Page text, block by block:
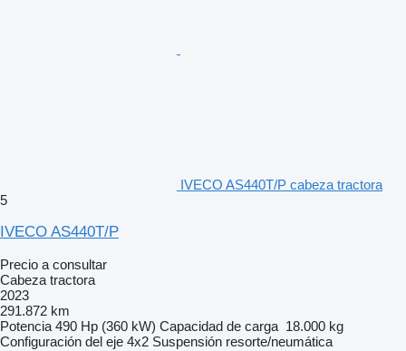
IVECO AS440T/P cabeza tractora
5
IVECO AS440T/P
Precio a consultar
Cabeza tractora
2023
291.872 km
Potencia 490 Hp (360 kW) Capacidad de carga 18.000 kg
Configuración del eje 4x2 Suspensión resorte/neumática